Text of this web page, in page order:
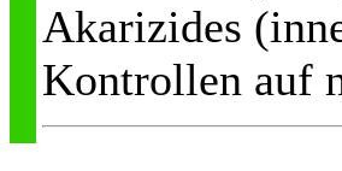
Akarizides
Kontrollen auf